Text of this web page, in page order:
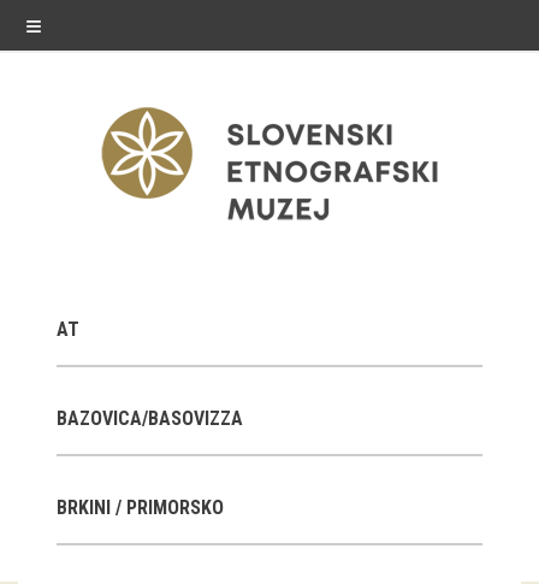
≡
Stalne razstave
Občasne razstave
E-razstave
AT
BAZOVICA/BASOVIZZA
BRKINI / PRIMORSKO